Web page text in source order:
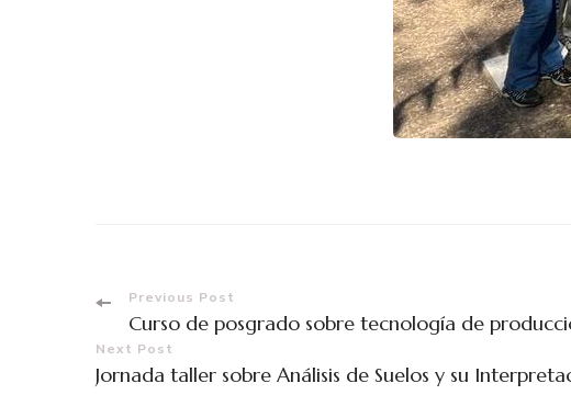
Previous Post
Curso de posgrado sobre tecnología de
Next Post
Jornada taller sobre Análisis de Suelos y su